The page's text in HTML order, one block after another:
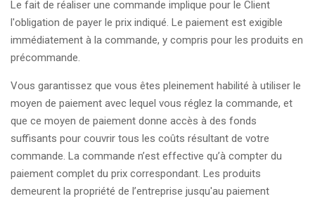
Le fait de réaliser une commande implique pour le Client
l'obligation de payer le prix indiqué. Le paiement est exigible
immédiatement à la commande, y compris pour les produits en
précommande.
Vous garantissez que vous êtes pleinement habilité à utiliser le
moyen de paiement avec lequel vous réglez la commande, et
que ce moyen de paiement donne accès à des fonds
suffisants pour couvrir tous les coûts résultant de votre
commande. La commande n’est effective qu’à compter du
paiement complet du prix correspondant. Les produits
demeurent la propriété de l’entreprise jusqu'au paiement